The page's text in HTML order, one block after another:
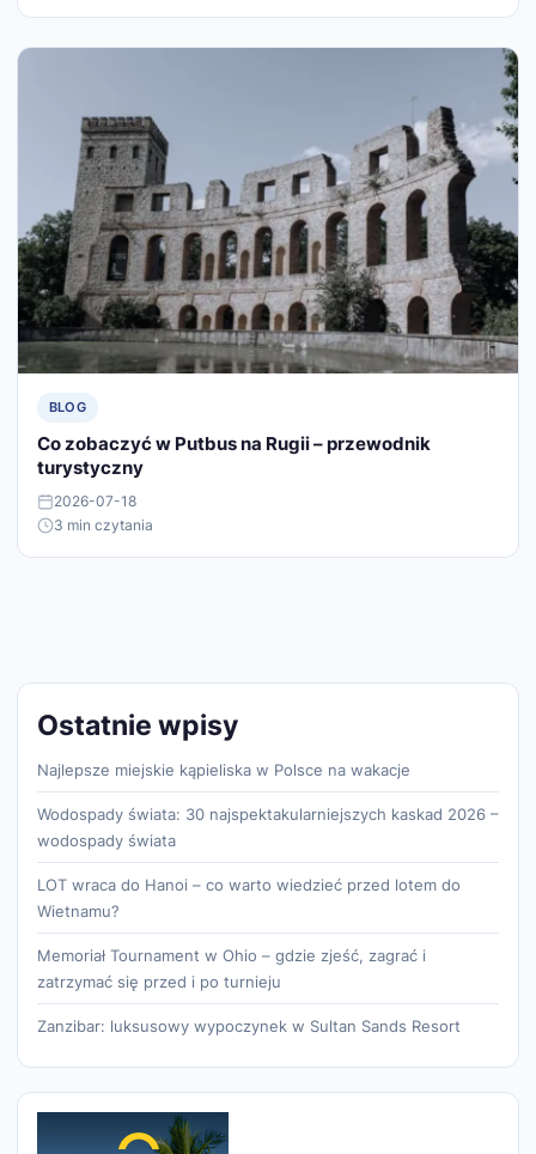
BLOG
Co zobaczyć w Putbus na Rugii – przewodnik
turystyczny
2026-07-18
3 min czytania
Ostatnie wpisy
Najlepsze miejskie kąpieliska w Polsce na wakacje
Wodospady świata: 30 najspektakularniejszych kaskad 2026 –
wodospady świata
LOT wraca do Hanoi – co warto wiedzieć przed lotem do
Wietnamu?
Memoriał Tournament w Ohio – gdzie zjeść, zagrać i
zatrzymać się przed i po turnieju
Zanzibar: luksusowy wypoczynek w Sultan Sands Resort